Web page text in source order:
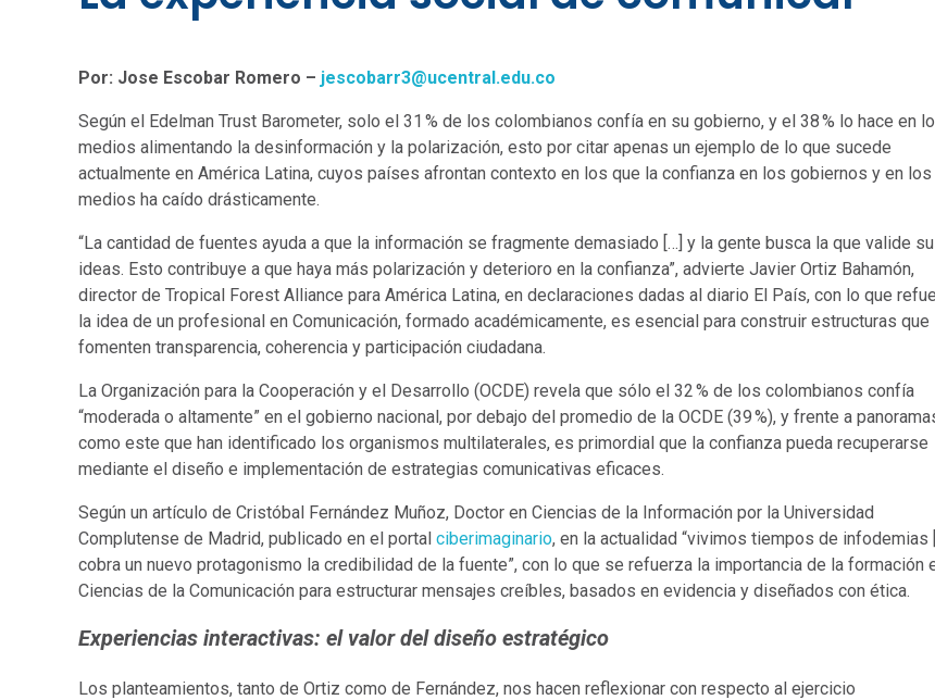
Por: Jose Escobar Romero – jescobarr3@ucentral.edu.co
Según el Edelman Trust Barometer, solo el 31 % de los colombianos confía en su gobierno, y el 38 % lo hace en
medios alimentando la desinformación y la polarización, esto por citar apenas un ejemplo de lo que sucede
actualmente en América Latina, cuyos países afrontan contexto en los que la confianza en los gobiernos y en los
medios ha caído drásticamente.
“La cantidad de fuentes ayuda a que la información se fragmente demasiado […] y la gente busca la que valide
ideas. Esto contribuye a que haya más polarización y deterioro en la confianza”, advierte Javier Ortiz Bahamón,
director de Tropical Forest Alliance para América Latina, en declaraciones dadas al diario El País, con lo que
la idea de un profesional en Comunicación, formado académicamente, es esencial para construir estructuras que
fomenten transparencia, coherencia y participación ciudadana.
La Organización para la Cooperación y el Desarrollo (OCDE) revela que sólo el 32 % de los colombianos confía
“moderada o altamente” en el gobierno nacional, por debajo del promedio de la OCDE (39 %), y frente a
como este que han identificado los organismos multilaterales, es primordial que la confianza pueda recuperarse
mediante el diseño e implementación de estrategias comunicativas eficaces.
Según un artículo de Cristóbal Fernández Muñoz, Doctor en Ciencias de la Información por la Universidad
Complutense de Madrid, publicado en el portal ciberimaginario, en la actualidad “vivimos tiempos de infodemias
cobra un nuevo protagonismo la credibilidad de la fuente”, con lo que se refuerza la importancia de la formación
Ciencias de la Comunicación para estructurar mensajes creíbles, basados en evidencia y diseñados con ética.
Experiencias interactivas: el valor del diseño estratégico
Los planteamientos, tanto de Ortiz como de Fernández, nos hacen reflexionar con respecto al ejercicio